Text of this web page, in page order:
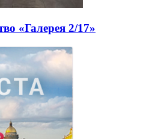
«Галерея 2/17»